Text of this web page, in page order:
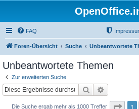
FAQ
Foren-Übersicht Suche Unbeantwortete
Unbeantwortete Themen
Zur erweiterten Suche
Suche
Die Suche ergab mehr als 1000 Treffer Seite
1